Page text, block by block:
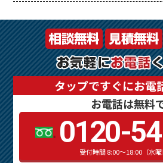
タップですぐにお電
お電話は無料
0120-
受付時間 8:00～18:00（水曜